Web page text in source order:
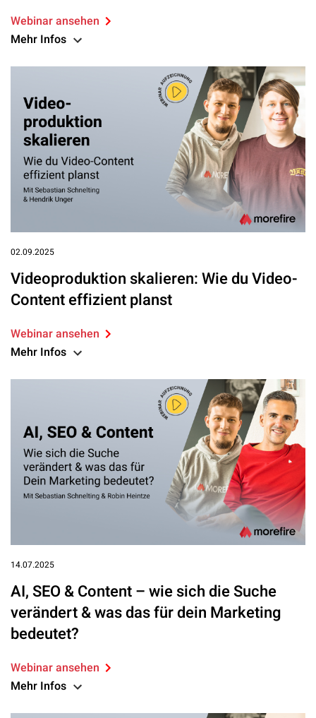
Webinar ansehen
Mehr Infos
02.09.2025
Videoproduktion skalieren: Wie du Video-
Content effizient planst
Webinar ansehen
Mehr Infos
14.07.2025
AI, SEO & Content – wie sich die Suche
verändert & was das für dein Marketing
bedeutet?
Webinar ansehen
Mehr Infos